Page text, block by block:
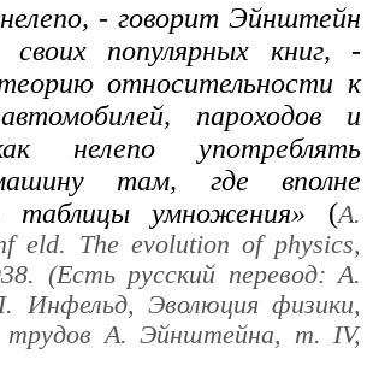
- говорит Эйнштейн
популярных книг, -
относительности к
пароходов и
нелепо употреблять
там, где вполне
таблицы умножения» (A.
eld. The evolution of physics,
(Есть русский перевод: А.
Инфельд, Эволюция физики,
трудов А. Эйнштейна, т. IV,